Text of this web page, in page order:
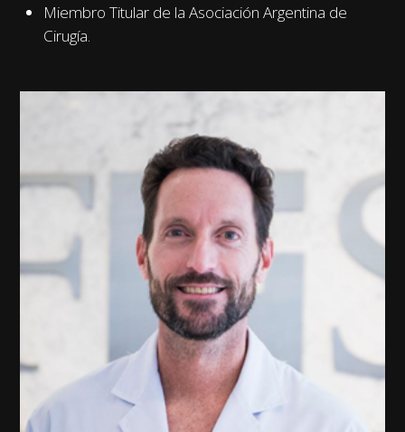
Miembro Titular de la Asociación Argentina de
Cirugía.